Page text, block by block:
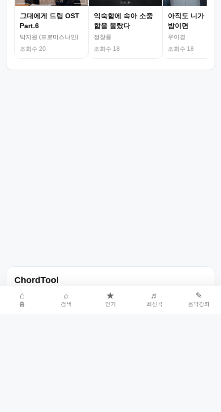
그대에게 드림 OST
Part.6
박지원 (프로미스나인)
조회수 20
익숙함에 속아 소중
함을 몰랐다
정창룡
조회수 18
아직도 니가 그
밤이면
우이경
조회수 18
ChordTool
노래 가사, 곡 정보, 코드, 악보를 한곳에서 찾을 수 있는 음악 정보
서비스입니다.
⌂
홈
⌕
검색
★
인기
♬
최신곡
✎
음악강좌